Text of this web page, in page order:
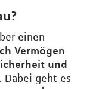
einen
Vermögen
und
Dabei geht es